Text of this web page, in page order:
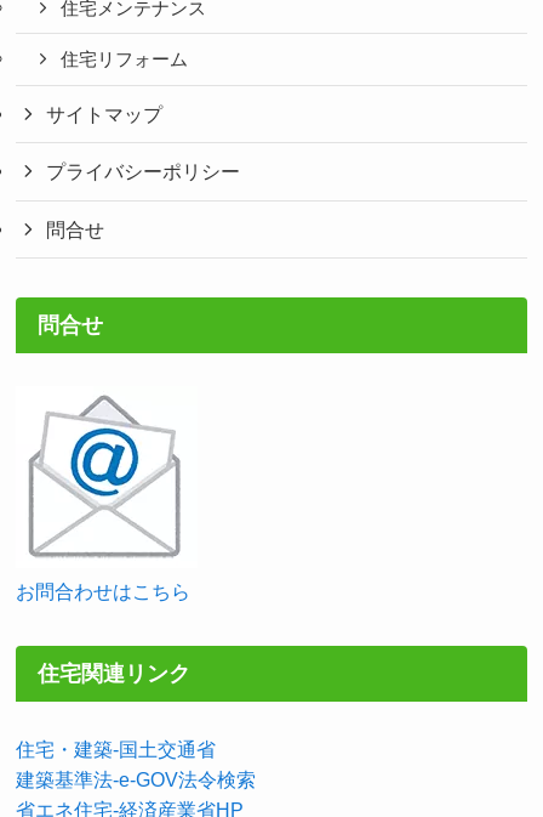
住宅メンテナンス
住宅リフォーム
サイトマップ
プライバシーポリシー
問合せ
問合せ
お問合わせはこちら
住宅関連リンク
住宅・建築-国土交通省
建築基準法-e-GOV法令検索
省エネ住宅-経済産業省HP